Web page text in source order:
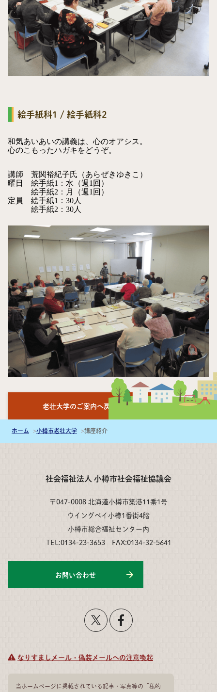
絵手紙科1 / 絵手紙科2
和気あいあいの講義は、心のオアシス。
心のこもったハガキをどうぞ。
講師
荒関裕紀子氏（あらぜきゆきこ）
曜日
絵手紙1：水（週1回）
絵手紙2：月（週1回）
定員
絵手紙1：30人
絵手紙2：30人
老壮大学のご案内へ戻る
ホーム 小樽市老壮大学 講座紹介
社会福祉法人 小樽市社会福祉協議会
〒047-0008 北海道小樽市築港11番1号
ウイングベイ小樽1番街4階
小樽市総合福祉センター内
TEL:0134-23-3653 FAX:0134-32-5641
お問い合わせ
なりすましメール・偽装メールへの注意喚起
当ホームページに掲載されている記事・写真等の「私的